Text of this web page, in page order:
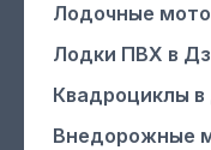
Лодочные
Лодки ПВХ в
Квадроциклы
Внедорожные